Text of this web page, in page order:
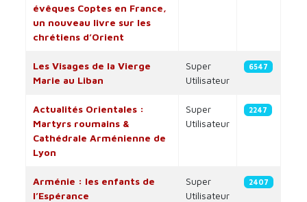
évêques Coptes en France,
un nouveau livre sur les
chrétiens d’Orient
Les Visages de la Vierge
Marie au Liban
Super
Utilisateur
6547
Actualités Orientales :
Martyrs roumains &
Cathédrale Arménienne de
Lyon
Super
Utilisateur
2247
Arménie : les enfants de
l’Espérance
Super
Utilisateur
2407